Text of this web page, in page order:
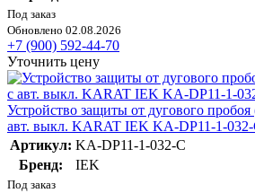
Под заказ
Обновлено 02.08.2026
+7 (900) 592-44-70
Уточнить цену
Устройство защиты от дугового
авт. выкл. KARAT IEK KA-DP11-1-032-
Артикул: KA-DP11-1-032-C
Бренд:
IEK
Под заказ